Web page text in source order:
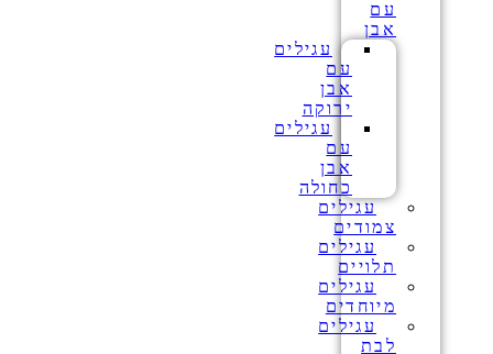
עם
אבן
עגילים
עם
אבן
ירוקה
עגילים
עם
אבן
כחולה
עגילים
צמודים
עגילים
תלויים
עגילים
מיוחדים
עגילים
לבת